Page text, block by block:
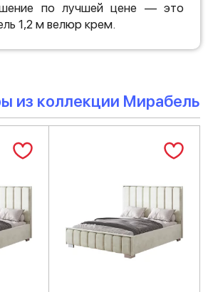
по лучшей цене — это
1,2 м велюр крем.
из коллекции Мирабель